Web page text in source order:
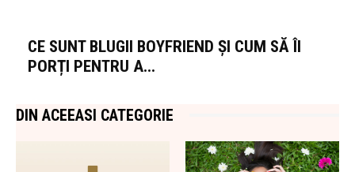
CE SUNT BLUGII BOYFRIEND ȘI CUM SĂ ÎI
PORȚI PENTRU A...
DIN ACEEASI CATEGORIE